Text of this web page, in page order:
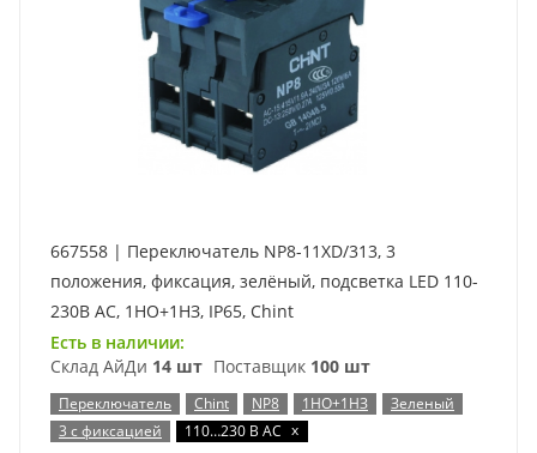
667558 | Переключатель NP8-11XD/313, 3
положения, фиксация, зелёный, подсветка LED 110-
230В AC, 1НО+1НЗ, IP65, Chint
Есть в наличии:
Склад АйДи 14 шт Поставщик 100 шт
Переключатель Chint NP8 1НО+1НЗ
Зеленый
3 с фиксацией
110…230 В AC x